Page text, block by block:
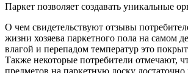
Паркет позволяет создавать уникальные
О чем свидетельствуют отзывы
жизни хозяева паркетного пола на самом
влагой и перепадом температур это
Также некоторые потребители отмечают,
предметов на паркетную доску достаточно